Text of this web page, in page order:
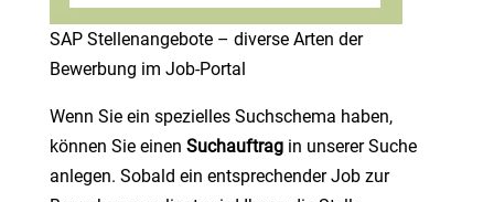
SAP Stellenangebote – diverse Arten der
Bewerbung im Job-Portal
Wenn Sie ein spezielles Suchschema haben,
können Sie einen Suchauftrag in unserer Suche
anlegen. Sobald ein entsprechender Job zur